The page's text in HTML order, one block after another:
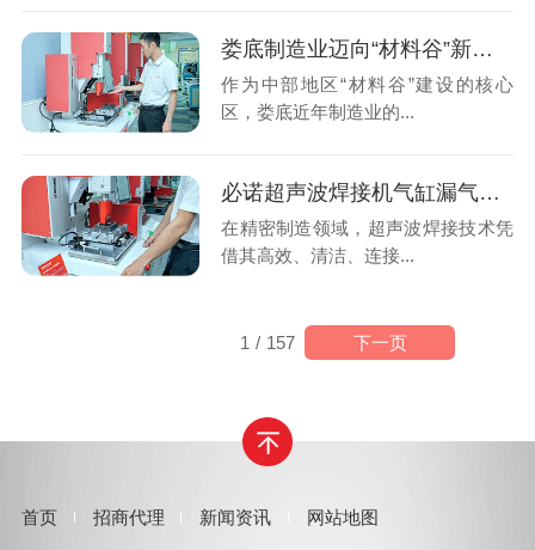
娄底制造业迈向“材料谷”新征程，超声波焊接设备升级正当时
作为中部地区“材料谷”建设的核心
区，娄底近年制造业的...
必诺超声波焊接机气缸漏气怎么办？一文详解原因与维修方案
在精密制造领域，超声波焊接技术凭
借其高效、清洁、连接...
1 / 157 下一页
首页 招商代理 新闻资讯 网站地图